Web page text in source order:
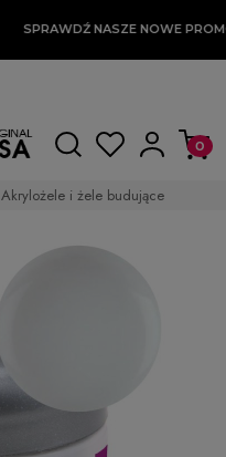
SPRAWDŹ NASZE NOWE
Akrylożele i żele budujące